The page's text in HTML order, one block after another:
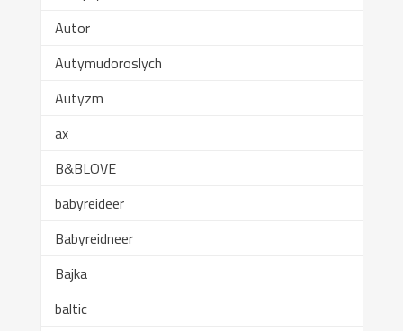
Autor
Autymudoroslych
Autyzm
ax
B&BLOVE
babyreideer
Babyreidneer
Bajka
baltic